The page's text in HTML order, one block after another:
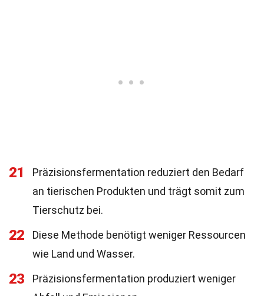
21
Präzisionsfermentation reduziert den Bedarf
an tierischen Produkten und trägt somit zum
Tierschutz bei.
22
Diese Methode benötigt weniger Ressourcen
wie Land und Wasser.
23
Präzisionsfermentation produziert weniger